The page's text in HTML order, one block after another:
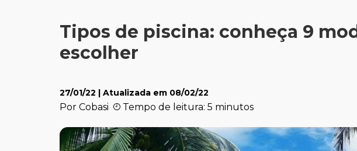
Tipos de piscina: conheça 9
escolher
27/01/22 | Atualizada em 08/02/22
Por Cobasi Tempo de leitura: 5 minutos